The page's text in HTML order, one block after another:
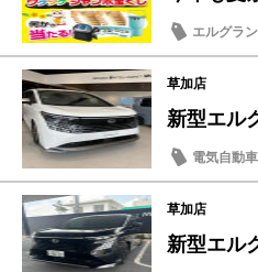
エルグラ
草加店
新型エ
電気自動
草加店
新型エル